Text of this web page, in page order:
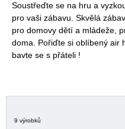
Soustřeďte se na hru a
pro vaši zábavu. Skvělá
pro domovy dětí a mládeže,
doma. Pořiďte si oblíbený air
bavte se s přáteli !
9 výrobků